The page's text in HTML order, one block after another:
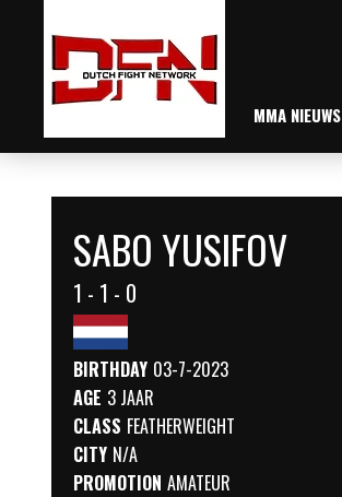
MMA NIEUWS
SABO YUSIFOV
1 - 1 - 0
BIRTHDAY 03-7-2023
AGE 3 JAAR
CLASS FEATHERWEIGHT
CITY N/A
PROMOTION AMATEUR